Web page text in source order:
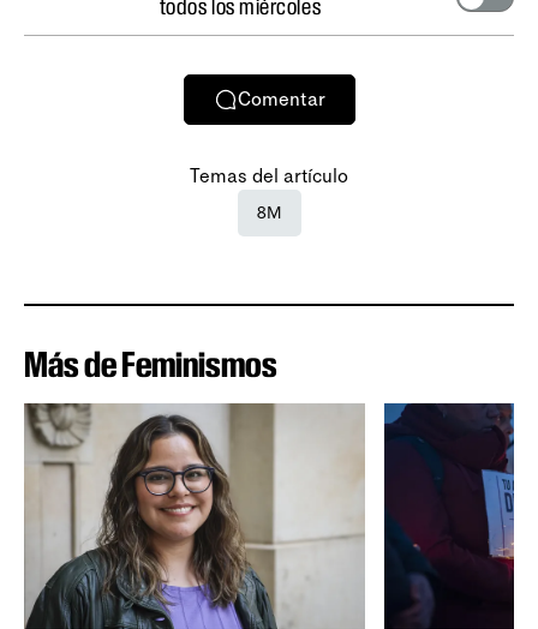
todos los miércoles
Comentar
Temas del artículo
8M
Más de Feminismos